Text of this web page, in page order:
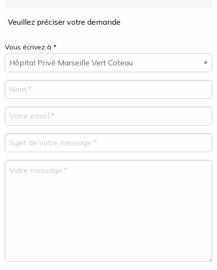
Veuillez préciser votre demande
Vous écrivez à *